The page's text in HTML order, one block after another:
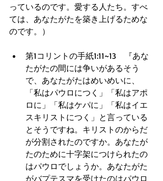
っているのです。愛する人たち。すべ
ては、あなたがたを築き上げるためな
のです。）
第1コリントの手紙1:11~13　『あな
たがたの間には争いがあるそう
で、あなたがたはめいめいに、
「私はパウロにつく」「私はアポ
ロに」「私はケパに」「私はイエ
スキリストにつく」と言っている
とそうですね。キリストのからだ
が分割されたのですか。あなたが
たのために十字架につけられたの
はパウロでしょうか。あなたがた
がバプテスマを受けたのはパウロ